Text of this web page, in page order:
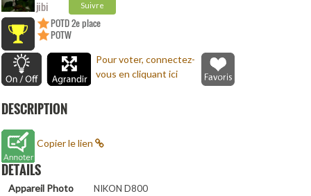
jibi Suivre
POTD 2e place
POTW
Pour voter, connectez-
vous en cliquant ici
DESCRIPTION
Copier le lien
DETAILS
Appareil Photo NIKON D800